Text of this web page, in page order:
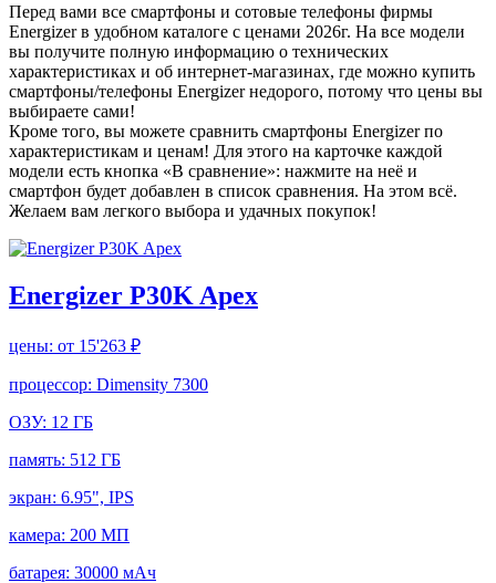
Перед вами все смартфоны и сотовые телефоны фирмы
Energizer в удобном каталоге с ценами 2026г. На все модели
вы получите полную информацию о технических
характеристиках и об интернет-магазинах, где можно купить
смартфоны/телефоны Energizer недорого, потому что цены вы
выбираете сами!
Кроме того, вы можете сравнить смартфоны Energizer по
характеристикам и ценам! Для этого на карточке каждой
модели есть кнопка «В сравнение»: нажмите на неё и
смартфон будет добавлен в список сравнения. На этом всё.
Желаем вам легкого выбора и удачных покупок!
Energizer P30K Apex
цены: от 15'263 ₽
процессор: Dimensity 7300
ОЗУ: 12 ГБ
память: 512 ГБ
экран: 6.95", IPS
камера: 200 МП
батарея: 30000 мАч